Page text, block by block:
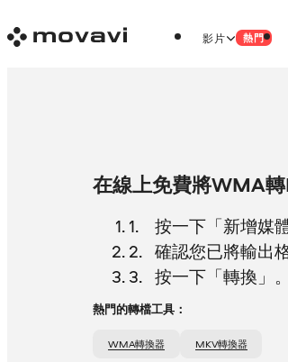
影片 熱門
在線上免費將WMA
按一下「新增媒
確認您已將輸出
按一下「轉換」。
熱門的轉檔工具：
WMA轉換器 MKV轉換器